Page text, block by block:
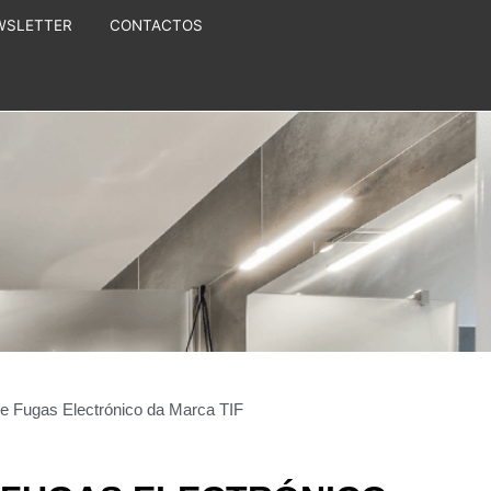
CONTACTOS
Fugas Electrónico da Marca TIF